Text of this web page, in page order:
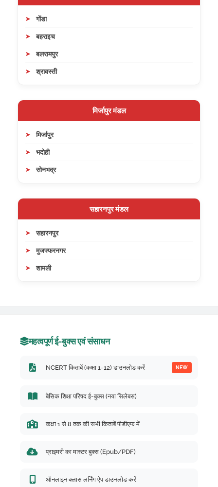
गोंडा
बहराइच
बलरामपुर
श्रावस्ती
मिर्जापुर मंडल
मिर्जापुर
भदोही
सोनभद्र
सहारनपुर मंडल
सहारनपुर
मुजफ्फरनगर
शामली
महत्वपूर्ण ई-बुक्स एवं संसाधन
NCERT किताबें (कक्षा 1-12) डाउनलोड करें NEW
बेसिक शिक्षा परिषद ई-बुक्स (नया सिलेबस)
कक्षा 1 से 8 तक की सभी किताबें पीडीएफ में
प्राइमरी का मास्टर बुक्स (Epub/PDF)
ऑनलाइन क्लास लर्निंग ऐप डाउनलोड करें